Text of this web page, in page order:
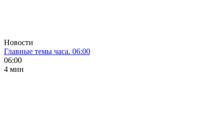
Новости
Главные темы часа. 06:00
06:00
4 мин